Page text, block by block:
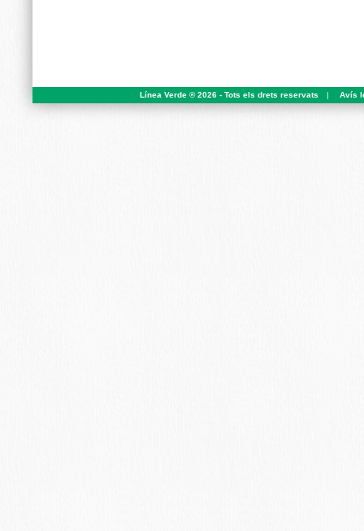
Línea Verde ® 2026 - Tots els drets reservats | Avís